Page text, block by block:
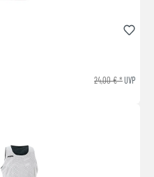
24,00 € *UVP